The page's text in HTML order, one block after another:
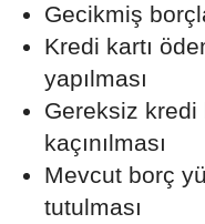
Gecikmiş
Kredi kartı
yapılması
Gereksiz kredi
kaçınılması
Mevcut borç
tutulması